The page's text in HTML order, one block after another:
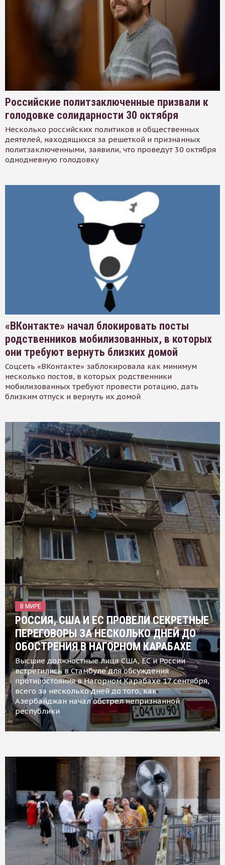
Российские политзаключенные призвали к
голодовке солидарности 30 октября
Несколько российских политиков и общественных
деятелей, находящихся за решеткой и признанных
политзаключенными, заявили, что проведут 30 октября
однодневную голодовку
«ВКонтакте» начал блокировать посты
родственников мобилизованных, в которых
они требуют вернуть близких домой
Соцсеть «ВКонтакте» заблокировала как минимум
несколько постов, в которых родственники
мобилизованных требуют провести ротацию, дать
близким отпуск и вернуть их домой
В МИРЕ
РОССИЯ, США И ЕС ПРОВЕЛИ СЕКРЕТНЫЕ
ПЕРЕГОВОРЫ ЗА НЕСКОЛЬКО ДНЕЙ ДО
ОБОСТРЕНИЯ В НАГОРНОМ КАРАБАХЕ
Высшие должностные лица США, ЕС и России
встретились в Стамбуле для обсуждения
противостояния в Нагорном Карабахе 17 сентября,
всего за несколько дней до того, как
Азербайджан начал обстрел непризнанной
республики